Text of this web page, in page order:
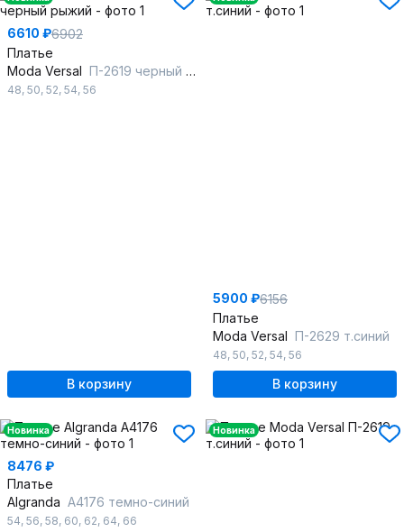
6610 ₽6902
Платье
Moda Versal П-2619 черный рыжий
48, 50, 52, 54, 56
В корзину
5900 ₽6156
Платье
Moda Versal П-2629 т.синий
48, 50, 52, 54, 56
В корзину
Новинка
8476 ₽
Платье
Algranda А4176 темно-синий
54, 56, 58, 60, 62, 64, 66
Новинка